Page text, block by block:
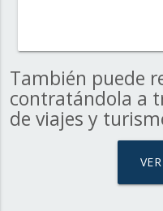
También puede
contratándola a
de viajes y